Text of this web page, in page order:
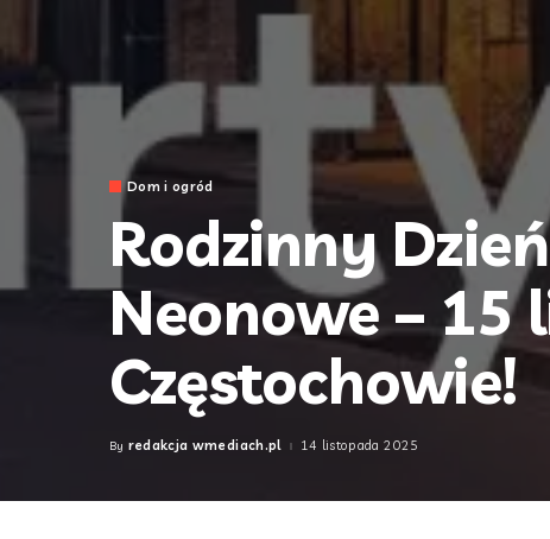
Dom i ogród
Rodzinny
Neonowe – 15
Częstochowie!
Posted
By redakcja wmediach.pl 14 listopada 2025